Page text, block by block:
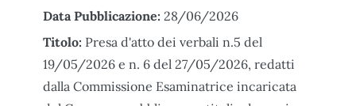
Data Pubblicazione: 28/06/2026
Titolo: Presa d'atto dei verbali n.5 del
19/05/2026 e n. 6 del 27/05/2026, redatti
dalla Commissione Esaminatrice incaricata